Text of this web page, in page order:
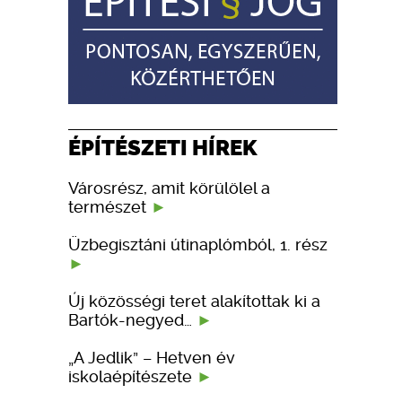
ÉPÍTÉSZETI HÍREK
Városrész, amit körülölel a
természet
Üzbegisztáni útinaplómból, 1. rész
Új közösségi teret alakítottak ki a
Bartók-negyed…
„A Jedlik” – Hetven év
iskolaépítészete